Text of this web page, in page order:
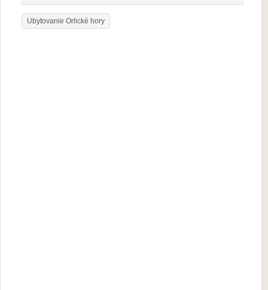
Ubytovanie Orlické hory